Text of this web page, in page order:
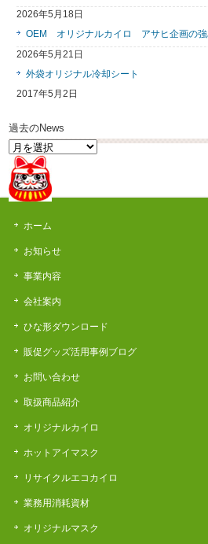
2026年5月18日
OEM オリジナルカイロ アサヒ企画の
2026年5月21日
外袋オリジナル冷却シート
2017年5月2日
過去のNews
過
去
の
News
ホーム
お知らせ
事業内容
会社案内
ひな形ダウンロード
販促グッズ活用事例ブログ
お問い合わせ
取扱商品紹介
オリジナルカイロ
ホットアイマスク
リサイクルエコカイロ
業務用消耗資材
オリジナルマスク